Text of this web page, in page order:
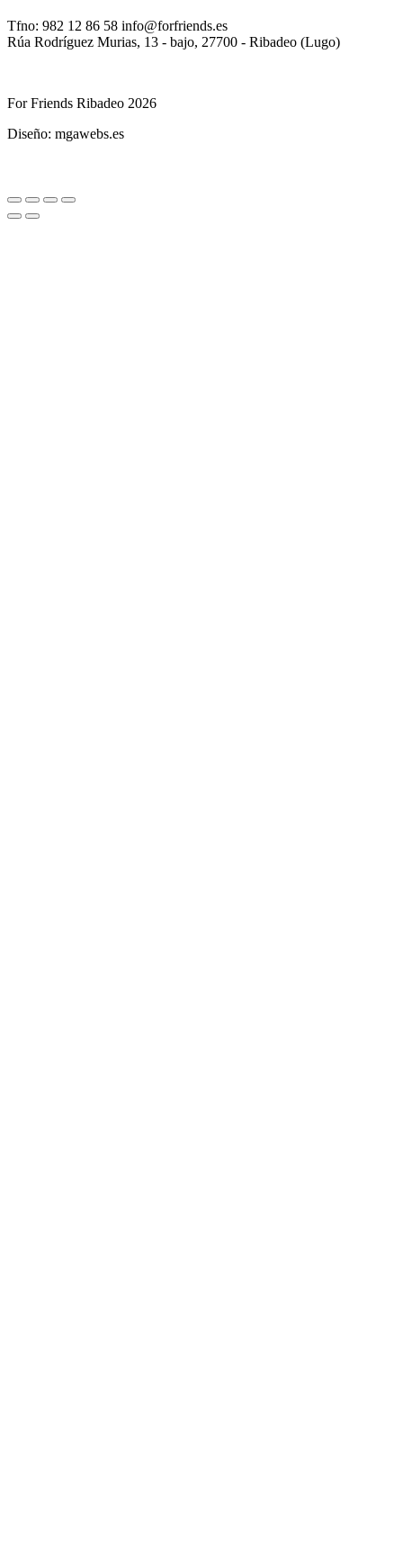
Tfno: 982 12 86 58 info@forfriends.es
Rúa Rodríguez Murias, 13 - bajo, 27700 - Ribadeo (Lugo)
For Friends Ribadeo 2026
Diseño: mgawebs.es